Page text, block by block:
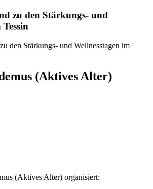
zu den Stärkungs- und
(Aktives Alter)
(Aktives Alter) organisiert: